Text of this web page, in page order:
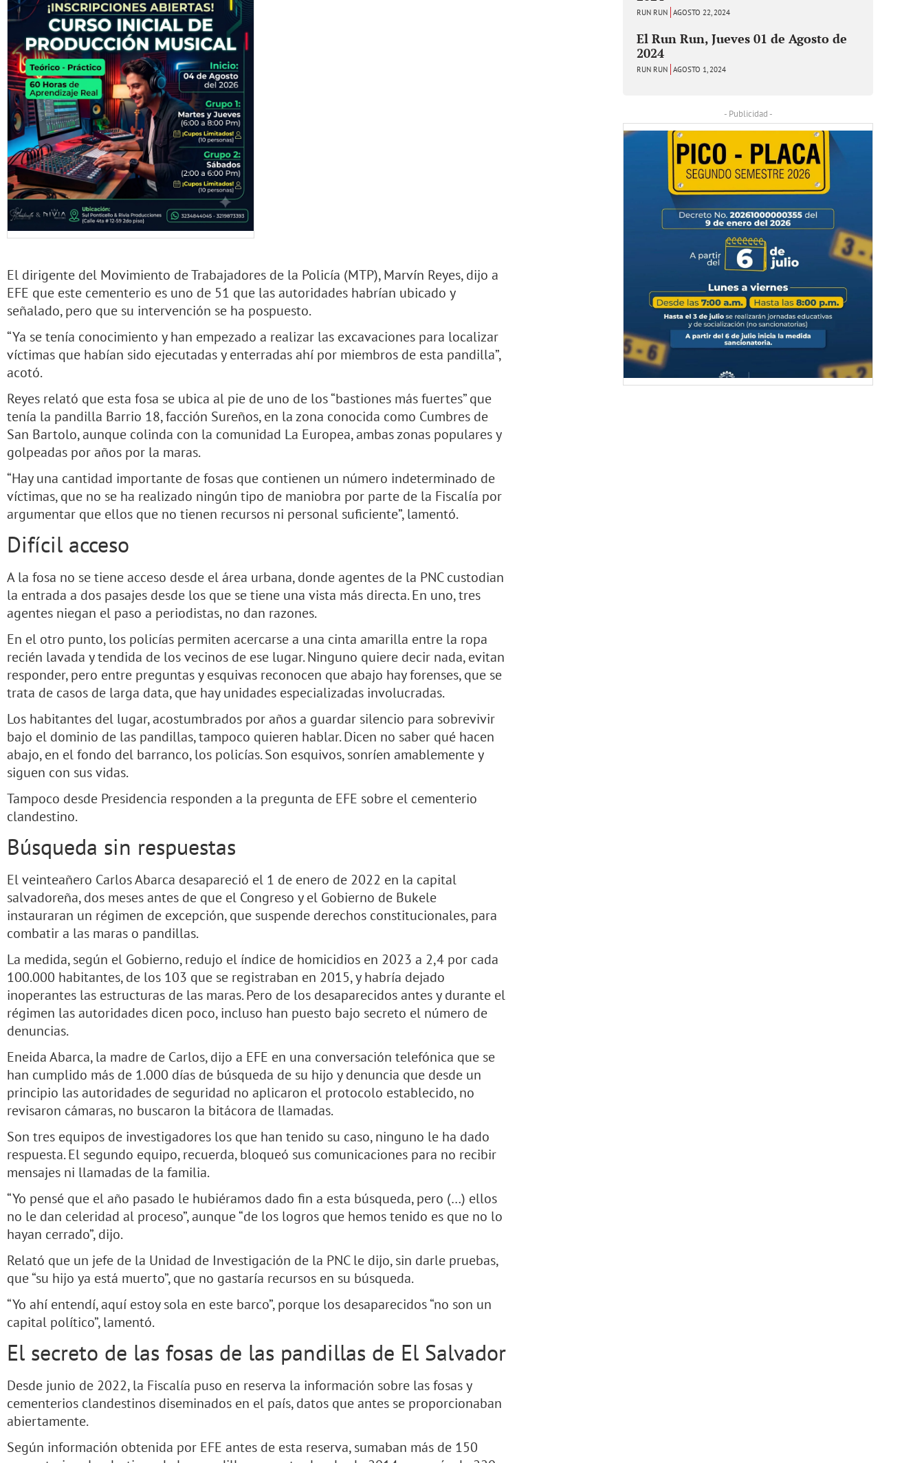
El dirigente del Movimiento de Trabajadores de la Policía (MTP), Marvín Reyes, dijo a
EFE que este cementerio es uno de 51 que las autoridades habrían ubicado y
señalado, pero que su intervención se ha pospuesto.
“Ya se tenía conocimiento y han empezado a realizar las excavaciones para localizar
víctimas que habían sido ejecutadas y enterradas ahí por miembros de esta pandilla”,
acotó.
Reyes relató que esta fosa se ubica al pie de uno de los “bastiones más fuertes” que
tenía la pandilla Barrio 18, facción Sureños, en la zona conocida como Cumbres de
San Bartolo, aunque colinda con la comunidad La Europea, ambas zonas populares y
golpeadas por años por la maras.
“Hay una cantidad importante de fosas que contienen un número indeterminado de
víctimas, que no se ha realizado ningún tipo de maniobra por parte de la Fiscalía por
argumentar que ellos que no tienen recursos ni personal suficiente”, lamentó.
Difícil acceso
A la fosa no se tiene acceso desde el área urbana, donde agentes de la PNC custodian
la entrada a dos pasajes desde los que se tiene una vista más directa. En uno, tres
agentes niegan el paso a periodistas, no dan razones.
En el otro punto, los policías permiten acercarse a una cinta amarilla entre la ropa
recién lavada y tendida de los vecinos de ese lugar. Ninguno quiere decir nada, evitan
responder, pero entre preguntas y esquivas reconocen que abajo hay forenses, que se
trata de casos de larga data, que hay unidades especializadas involucradas.
Los habitantes del lugar, acostumbrados por años a guardar silencio para sobrevivir
bajo el dominio de las pandillas, tampoco quieren hablar. Dicen no saber qué hacen
abajo, en el fondo del barranco, los policías. Son esquivos, sonríen amablemente y
siguen con sus vidas.
Tampoco desde Presidencia responden a la pregunta de EFE sobre el cementerio
clandestino.
Búsqueda sin respuestas
El veinteañero Carlos Abarca desapareció el 1 de enero de 2022 en la capital
salvadoreña, dos meses antes de que el Congreso y el Gobierno de Bukele
instauraran un régimen de excepción, que suspende derechos constitucionales, para
combatir a las maras o pandillas.
La medida, según el Gobierno, redujo el índice de homicidios en 2023 a 2,4 por cada
100.000 habitantes, de los 103 que se registraban en 2015, y habría dejado
inoperantes las estructuras de las maras. Pero de los desaparecidos antes y durante el
régimen las autoridades dicen poco, incluso han puesto bajo secreto el número de
denuncias.
Eneida Abarca, la madre de Carlos, dijo a EFE en una conversación telefónica que se
han cumplido más de 1.000 días de búsqueda de su hijo y denuncia que desde un
principio las autoridades de seguridad no aplicaron el protocolo establecido, no
revisaron cámaras, no buscaron la bitácora de llamadas.
Son tres equipos de investigadores los que han tenido su caso, ninguno le ha dado
respuesta. El segundo equipo, recuerda, bloqueó sus comunicaciones para no recibir
mensajes ni llamadas de la familia.
“Yo pensé que el año pasado le hubiéramos dado fin a esta búsqueda, pero (…) ellos
no le dan celeridad al proceso”, aunque “de los logros que hemos tenido es que no lo
hayan cerrado”, dijo.
Relató que un jefe de la Unidad de Investigación de la PNC le dijo, sin darle pruebas,
que “su hijo ya está muerto”, que no gastaría recursos en su búsqueda.
“Yo ahí entendí, aquí estoy sola en este barco”, porque los desaparecidos “no son un
capital político”, lamentó.
El secreto de las fosas de las pandillas de El Salvador
Desde junio de 2022, la Fiscalía puso en reserva la información sobre las fosas y
cementerios clandestinos diseminados en el país, datos que antes se proporcionaban
abiertamente.
Según información obtenida por EFE antes de esta reserva, sumaban más de 150
RUN RUN AGOSTO 22, 2024
El Run Run, Jueves 01 de Agosto de
2024
RUN RUN AGOSTO 1, 2024
- Publicidad -